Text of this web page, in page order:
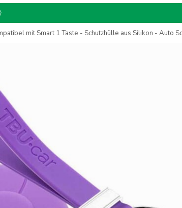
mit Smart 1 Taste - Schutzhülle aus Silikon - Auto